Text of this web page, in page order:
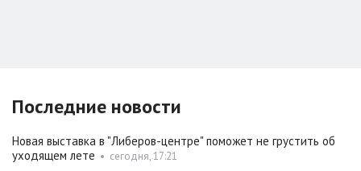
Последние новости
Новая выставка в "Либеров-центре" поможет не грустить об
уходящем лете • сегодня, 17:21